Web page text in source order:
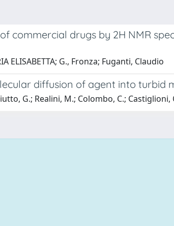
commercial drugs by 2H NMR
ELISABETTA; G., Fronza; Fuganti, Claudio
diffusion of agent into turbid
G.; Realini, M.; Colombo, C.; Castiglioni,